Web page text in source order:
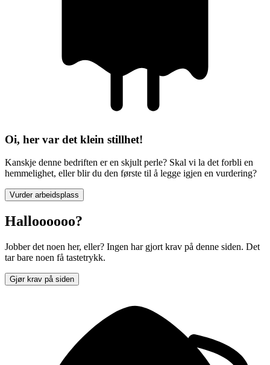
Oi, her var det klein stillhet!
Kanskje denne bedriften er en skjult perle? Skal vi la det forbli en
hemmelighet, eller blir du den første til å legge igjen en vurdering?
Vurder arbeidsplass
Halloooooo?
Jobber det noen her, eller? Ingen har gjort krav på denne siden. Det
tar bare noen få tastetrykk.
Gjør krav på siden